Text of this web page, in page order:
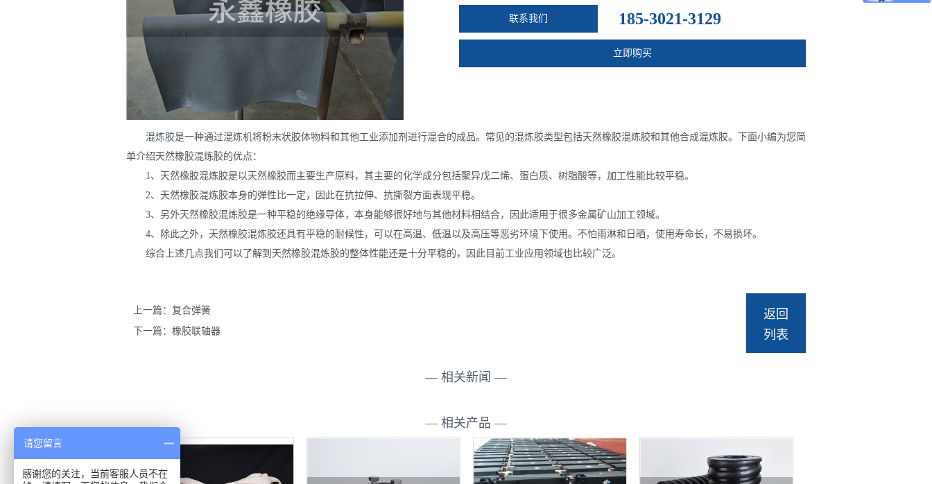
联系我们 185-3021-3129
立即购买
混炼胶是一种通过混炼机将粉末状胶体物料和其他工业添加剂进行混合的成品。常见的混炼胶类型包括天然橡胶混炼胶和其他合成混炼胶。下面小编为您简
单介绍天然橡胶混炼胶的优点：
1、天然橡胶混炼胶是以天然橡胶而主要生产原料，其主要的化学成分包括聚异戊二烯、蛋白质、树脂酸等，加工性能比较平稳。
2、天然橡胶混炼胶本身的弹性比一定，因此在抗拉伸、抗撕裂方面表现平稳。
3、另外天然橡胶混炼胶是一种平稳的绝缘导体，本身能够很好地与其他材料相结合，因此适用于很多金属矿山加工领域。
4、除此之外，天然橡胶混炼胶还具有平稳的耐候性，可以在高温、低温以及高压等恶劣环境下使用。不怕雨淋和日晒，使用寿命长，不易损坏。
综合上述几点我们可以了解到天然橡胶混炼胶的整体性能还是十分平稳的，因此目前工业应用领域也比较广泛。
上一篇：复合弹簧
下一篇：橡胶联轴器
返回
列表
— 相关新闻 —
— 相关产品 —
请您留言
感谢您的关注，当前客服人员不在